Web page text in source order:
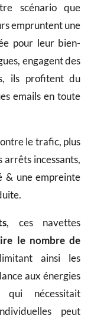
scénario que
empruntent une
pour leur bien-
engagent des
ils profitent du
emails en toute
le trafic, plus
incessants,
& une empreinte
, ces navettes
le nombre de
ainsi les
aux énergies
nécessitait
peut